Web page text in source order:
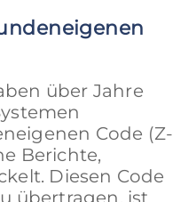
über Jahre
Code (Z-
Berichte,
Diesen Code
übertragen, ist